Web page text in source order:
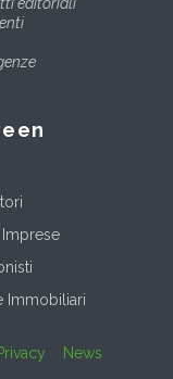
Immobiliari
News